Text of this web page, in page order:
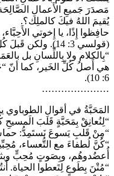
مَصدَرَ جَميعِ الأَعمالِ
يُقيمَ اللهُ فيكَ كالملِك؟.
حافِظوا إِذًا، يا إِخوتي
(قولسي 3: 14).
6: 10).
…………………
المَحَبَّةُ في أقوالِ الطوباوي يوحنا
“لِنُعانِقْ بِمَحَبَّةٍ قَلبَ الَمسيحِ
“مِنْ قَلبِ يَسوعَ نَستَمِدُّ:
“كُنَّ لُطفاءَ مع التُّعساء،
أُعضُدوهُم، وبِصَوتٍ مُحِبٍّ
“مُتْنَ بِطَوعٍ لِتَعطوا الحياة.